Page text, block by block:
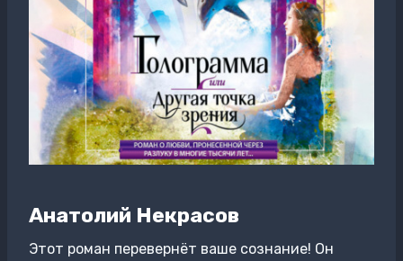
Анатолий Некрасов
Этот роман перевернёт ваше сознание! Он